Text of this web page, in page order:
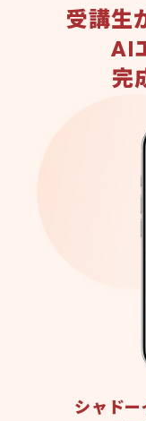
受講生
AI
完
シャド